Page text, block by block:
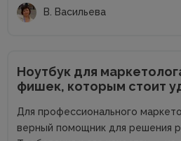
В. Васильева
Ноутбук для
фишек, которым стоит
Для профессионального
верный помощник для решения